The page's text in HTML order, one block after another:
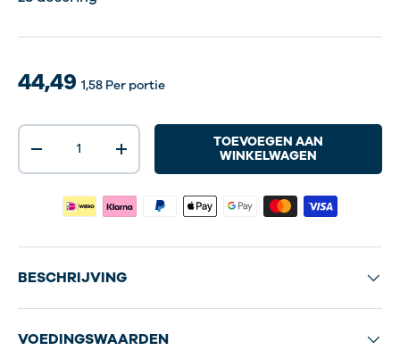
44,49 1,58 Per portie
Aantal
-
+
TOEVOEGEN AAN
WINKELWAGEN
BESCHRIJVING
VOEDINGSWAARDEN